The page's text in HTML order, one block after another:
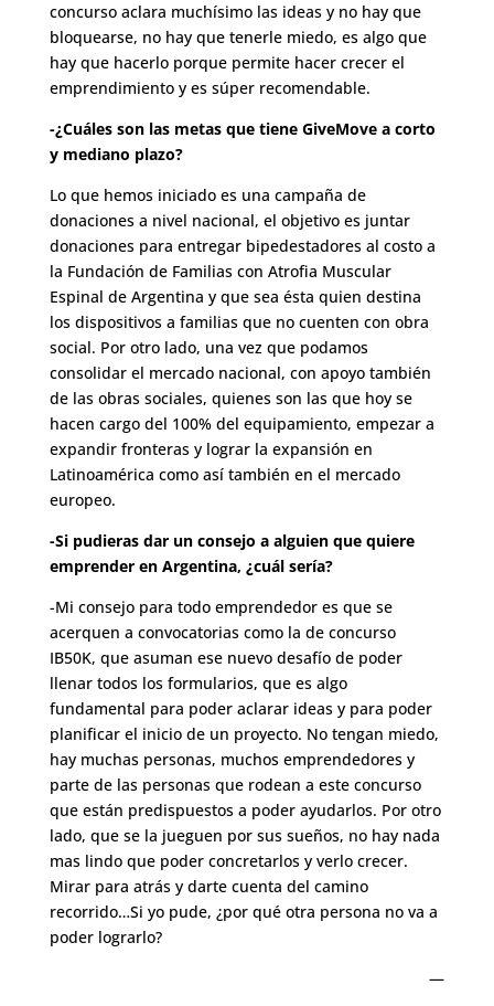
concurso aclara muchísimo las ideas y no hay que
bloquearse, no hay que tenerle miedo, es algo que
hay que hacerlo porque permite hacer crecer el
emprendimiento y es súper recomendable.
-¿Cuáles son las metas que tiene GiveMove a corto
y mediano plazo?
Lo que hemos iniciado es una campaña de
donacionesa nivel nacional, el objetivo es juntar
donaciones para entregar bipedestadores al costo a
la Fundación de Familias con Atrofia Muscular
Espinal de Argentina y que sea ésta quien destina
los dispositivos a familias que no cuenten con obra
social. Por otro lado, una vez que podamos
consolidar el mercado nacional, con apoyo también
de las obras sociales, quienes son las que hoy se
hacen cargo del 100% del equipamiento, empezar a
expandir fronteras y lograr la expansión en
Latinoamérica como así también en el mercado
europeo.
-Si pudieras dar un consejo a alguien que quiere
emprender en Argentina, ¿cuál sería?
-Mi consejo para todo emprendedor es que se
acerquen a convocatorias como la de concurso
IB50K, que asuman ese nuevo desafío de poder
llenar todos los formularios, que es algo
fundamental para poder aclarar ideas y para poder
planificar el inicio de un proyecto. No tengan miedo,
hay muchas personas, muchos emprendedores y
parte de las personas que rodean a este concurso
que están predispuestos a poder ayudarlos. Por otro
lado, que se la jueguen por sus sueños, no hay nada
mas lindo que poder concretarlos y verlo crecer.
Mirar para atrás y darte cuenta del camino
recorrido…Si yo pude, ¿por qué otra persona no va a
poder lograrlo?
—